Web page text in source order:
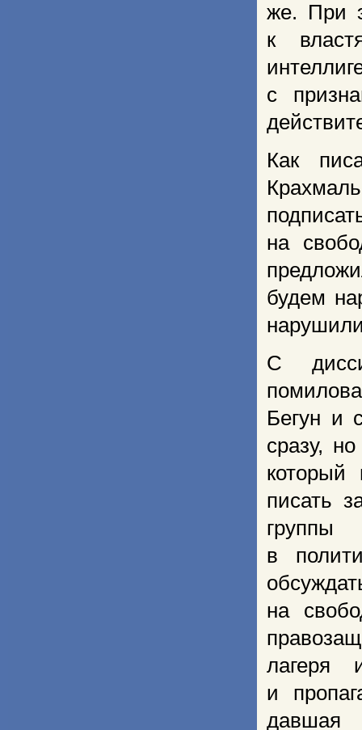
же. При
к
с
Как
на
будем
С
Бегун и
сразу,
который
писать
группы
в
на
лагеря
и
давшая